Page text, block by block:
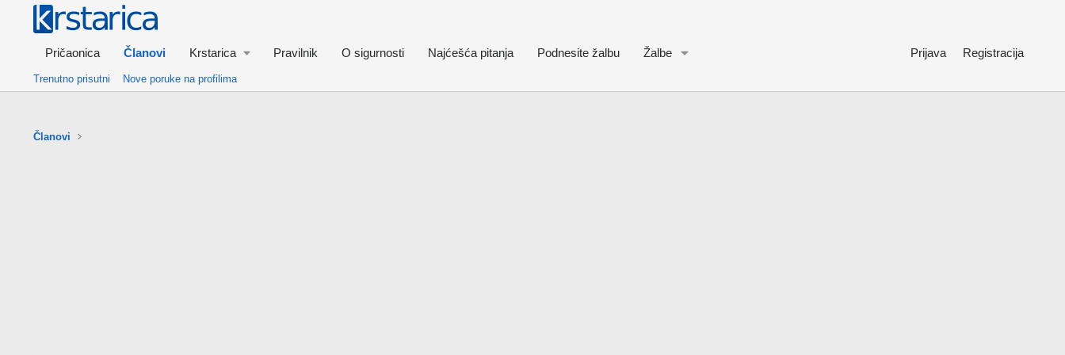
Pričaonica Članovi Krstarica Pravilnik O sigurnosti Najćešća pitanja Podnesite žalbu Žalbe Prijava Registracija
Trenutno prisutni Nove poruke na profilima
Članovi